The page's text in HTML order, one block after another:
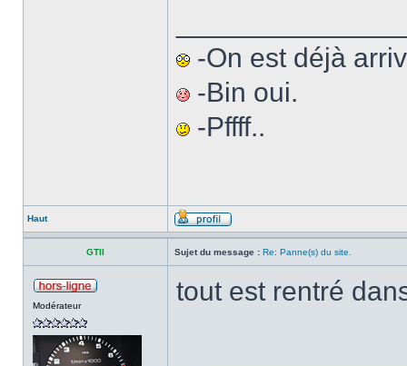
-On est déjà
-Bin oui.
-Pffff..
Haut
GTII Sujet du message : Re: Panne(s) du site.
Modérateur tout est rentré